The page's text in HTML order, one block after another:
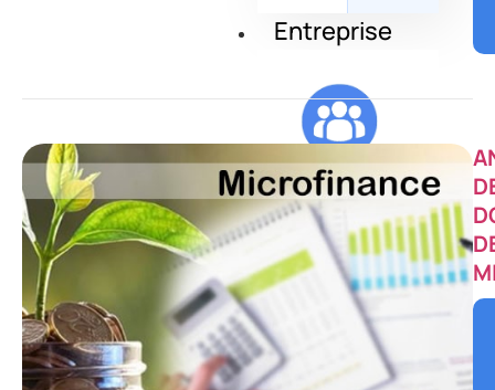
Entreprise
À propos
Notre histoire